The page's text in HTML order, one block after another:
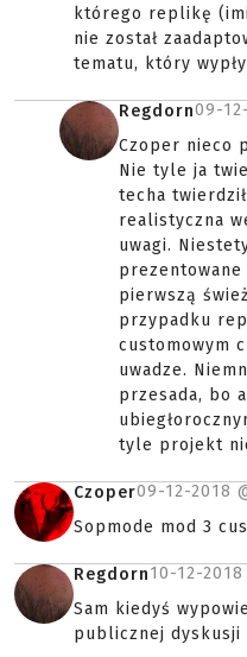
którego replikę
nie został
tematu, który
Regdorn09-
Czoper nieco
Nie tyle ja
techa
realistyczna
uwagi.
pierwszą
przypadku
customowym
uwadze.
przesada, bo
tyle projekt
Czoper09-12-2018
Sopmode mod 3
Regdorn10-12-2018
Sam kiedyś
publicznej dyskusji